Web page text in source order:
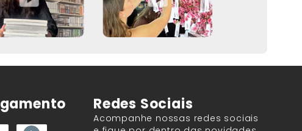
Redes Sociais
Acompanhe nossas redes sociais